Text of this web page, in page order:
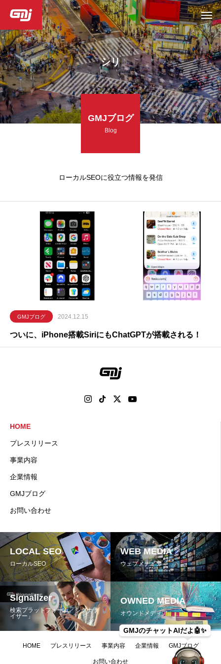
シリ
GMJブログ
Blog
ローカルSEOに役立つ情報を発信
GMJブログ 2024.12.15
ついに、iPhone搭載SiriにもChatGPTが搭載される！
HOME
プレスリリース
事業内容
企業情報
GMJブログ
お問い合わせ
LOCAL SEO
ローカルSEO
WEB MEDIA
ウェブメディア
Signalizer
検索プラットフォーム「シグナラ
イザー」
OWNED MEDIA
オウンドメディア
HOME プレスリリース 事業内容 企業情報 GMJブログ
お問い合わせ
GMJのチャットAIだよ🤖✨️